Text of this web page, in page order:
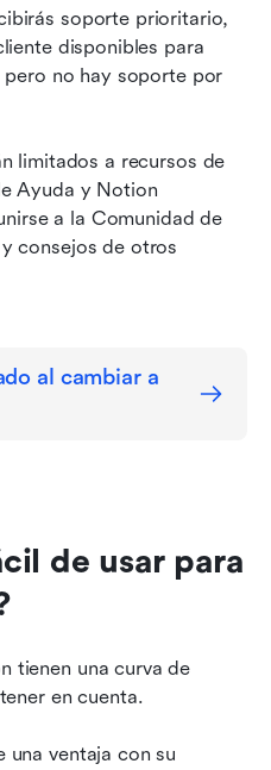
soporte prioritario,
disponibles para
pero no hay soporte por
limitados a recursos de
Ayuda y Notion
a la Comunidad de
consejos de otros
al cambiar a
de usar para
tienen una curva de
en cuenta.
una ventaja con su